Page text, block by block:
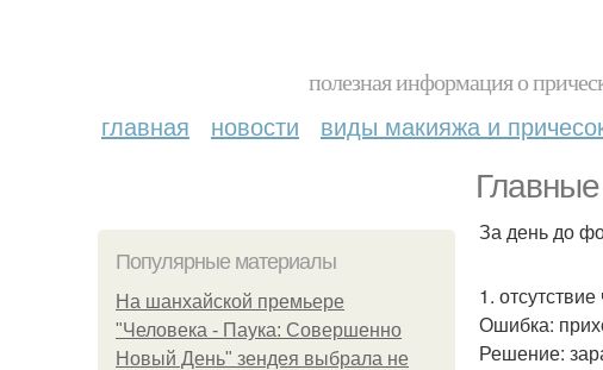
полезная информация о
главная новости виды макияжа и
Популярные материалы
На шанхайской премьере
"Человека - Паука: Совершенно
Новый День" зендея выбрала не
За день до
1.
Ошибка:
Решение: